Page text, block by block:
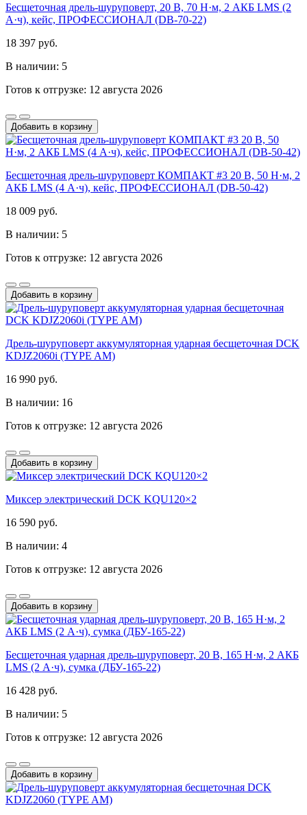
Бесщеточная дрель-шуруповерт, 20 В, 70 Н·м, 2 АКБ LMS (2
А·ч), кейс, ПРОФЕССИОНАЛ (DB-70-22)
18 397 руб.
В наличии: 5
Готов к отгрузке: 12 августа 2026
Добавить в корзину
Бесщеточная дрель-шуруповерт КОМПАКТ #3 20 В, 50 Н·м, 2
АКБ LMS (4 А·ч), кейс, ПРОФЕССИОНАЛ (DB-50-42)
18 009 руб.
В наличии: 5
Готов к отгрузке: 12 августа 2026
Добавить в корзину
Дрель-шуруповерт аккумуляторная ударная бесщеточная DCK
KDJZ2060i (TYPE AM)
16 990 руб.
В наличии: 16
Готов к отгрузке: 12 августа 2026
Добавить в корзину
Миксер электрический DCK KQU120×2
16 590 руб.
В наличии: 4
Готов к отгрузке: 12 августа 2026
Добавить в корзину
Бесщеточная ударная дрель-шуруповерт, 20 В, 165 Н·м, 2 АКБ
LMS (2 А·ч), сумка (ДБУ-165-22)
16 428 руб.
В наличии: 5
Готов к отгрузке: 12 августа 2026
Добавить в корзину